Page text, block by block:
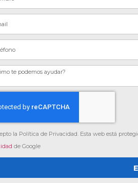
la Política de Privacidad. Esta web está
de Google